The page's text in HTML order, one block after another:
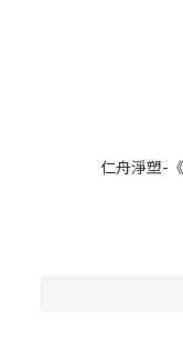
仁舟淨塑-